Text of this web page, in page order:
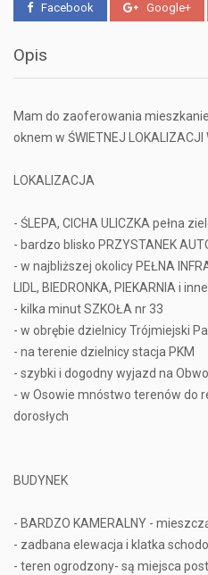
Facebook Google+
Opis
Mam do zaoferowania
oknem w ŚWIETNEJ LOKALIZACJI
LOKALIZACJA
- ŚLEPA, CICHA ULICZKA pełna
- bardzo blisko PRZYSTANEK
- w najbliższej okolicy PEŁNA
LIDL, BIEDRONKA, PIEKARNIA i
- kilka minut SZKOŁA nr 33
- w obrębie dzielnicy Trójmiejski
- na terenie dzielnicy stacja PKM
- szybki i dogodny wyjazd na
- w Osowie mnóstwo terenów do
dorosłych
BUDYNEK
- BARDZO KAMERALNY -
- zadbana elewacja i klatka
- teren ogrodzony- są miejsca